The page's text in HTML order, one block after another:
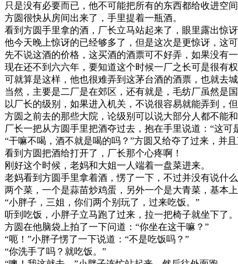
只是没有必要而已，他不可能把所有的东西都给收进空
方圆很快从房间出来了，手里提着一瓶酒。
看到方圆手里拿的酒，厂长立马站起来了，眼里露出惊讶
他今天晚上惊讶的已经够多了，但是这次是更惊讶，这可
先不说这酒的价格，这买酒的酒票可不好弄，如果没有
现在还不到六六年，要知道这个时候一厂之长可是很有
可就算是这样，他也很难弄到这茅台酒的酒票，也就去
当然，主要是二厂是在郊区，还有就是，毛纺厂虽然是
以厂长的级别，如果进入机关，不说很容易就能弄到，
方圆之前去的那些大院，论级别可以说大部分人都不能
厂长一把从方圆手里把酒夺过去，抱在手里说道：“这
“干嘛不喝，酒不就是喝的吗？”方圆又给夺了过来，并且
看到方圆把酒给打开了，厂长那个心疼啊！
刚好这个时候，老妈和大姐一人端着一盘菜进来。
老妈看到方圆手里拿着酒，愣了一下，不过并没有说什
两个菜，一个是蒜苗炒鸡蛋，另外一个是大青菜，基本上
“小胖子，三姐，你们两个别玩了，过来吃饭。”
听到吃饭，小胖子立马跑了过来，拉一把椅子就坐下了。
方圆在他脑袋上拍了一下问道：“你坐在这干嘛？”
“呃！”小胖子愣了一下说道：“不是吃饭吗？”
“你洗手了吗？就吃饭。”